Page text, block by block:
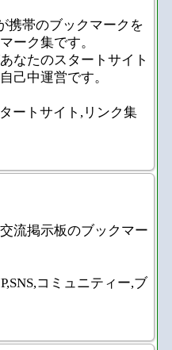
携帯のブックマークを
ーク集です。
なたのスタートサイト
己中運営です。
ートサイト,リンク集
流掲示板のブックマー
コミュニティー,ブ